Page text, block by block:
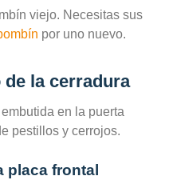
viejo. Necesitas sus
por uno nuevo.
la cerradura
en la puerta
pestillos y cerrojos.
placa frontal